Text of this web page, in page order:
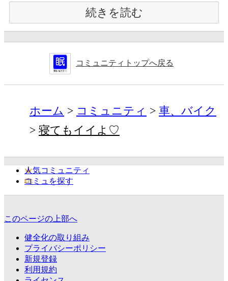
続きを読む
コミュニティトップへ戻る
ホーム コミュニティ
車、バイク
寝てもイイよ♡
人気コミュニティ
コミュを探す
このページの上部へ
健全化の取り組み
プライバシーポリシー
新規登録
利用規約